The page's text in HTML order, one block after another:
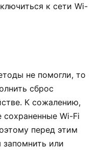
к сети Wi-
не помогли, то
сброс
К сожалению,
сохраненные Wi-Fi
перед этим
или